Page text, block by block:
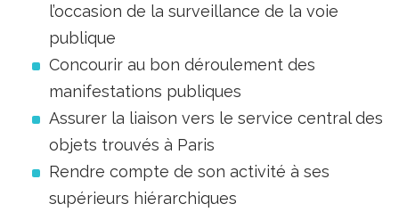
l’occasion de la surveillance de la voie
publique
Concourir au bon déroulement des
manifestations publiques
Assurer la liaison vers le service central des
objets trouvés à Paris
Rendre compte de son activité à ses
supérieurs hiérarchiques